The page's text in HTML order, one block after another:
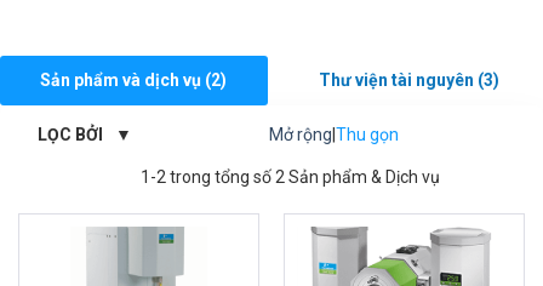
Sản phẩm và dịch vụ (2) Thư viện tài nguyên (3)
LỌC BỞI Mở rộng |Thu gọn
1-2 trong tổng số 2 Sản phẩm & Dịch vụ